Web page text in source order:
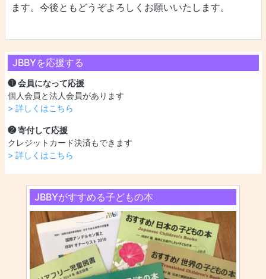
JBBYを応援する
❶ 会員になって応援
個人会員と法人会員があります
> 詳しくはこちら
❷ 寄付して応援
クレジットカード決済もできます
> 詳しくはこちら
JBBYがすすめる子どもの本
ます。今後ともどうぞよろしくお願いいたします。